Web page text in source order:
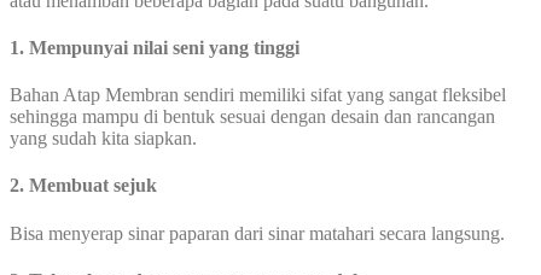
1. Mempunyai nilai seni yang tinggi
Bahan Atap Membran sendiri memiliki sifat yang sangat fleksibel
sehingga mampu di bentuk sesuai dengan desain dan rancangan
yang sudah kita siapkan.
2. Membuat sejuk
Bisa menyerap sinar paparan dari sinar matahari secara langsung.